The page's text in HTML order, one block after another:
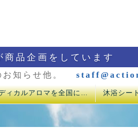
品企画をしています
知らせ他。
ィカルアロマを全国に… 沐浴シー